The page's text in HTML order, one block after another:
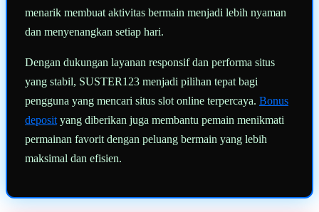
menarik membuat aktivitas bermain menjadi lebih nyaman
dan menyenangkan setiap hari.
Dengan dukungan layanan responsif dan performa situs
yang stabil, SUSTER123 menjadi pilihan tepat bagi
pengguna yang mencari situs slot online terpercaya. Bonus
deposit yang diberikan juga membantu pemain menikmati
permainan favorit dengan peluang bermain yang lebih
maksimal dan efisien.